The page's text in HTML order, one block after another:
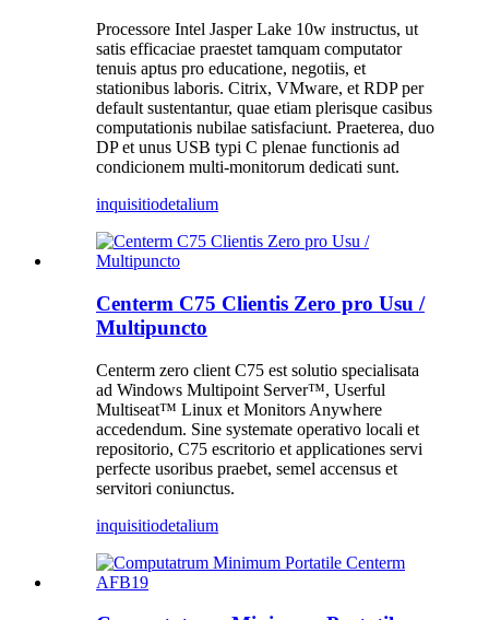
Processore Intel Jasper Lake 10w instructus, ut
satis efficaciae praestet tamquam computator
tenuis aptus pro educatione, negotiis, et
stationibus laboris. Citrix, VMware, et RDP per
default sustentantur, quae etiam plerisque casibus
computationis nubilae satisfaciunt. Praeterea, duo
DP et unus USB typi C plenae functionis ad
condicionem multi-monitorum dedicati sunt.
inquisitiodetalium
Centerm C75 Clientis Zero pro Usu /
Multipuncto
Centerm zero client C75 est solutio specialisata
ad Windows Multipoint Server™, Userful
Multiseat™ Linux et Monitors Anywhere
accedendum. Sine systemate operativo locali et
repositorio, C75 escritorio et applicationes servi
perfecte usoribus praebet, semel accensus et
servitori coniunctus.
inquisitiodetalium